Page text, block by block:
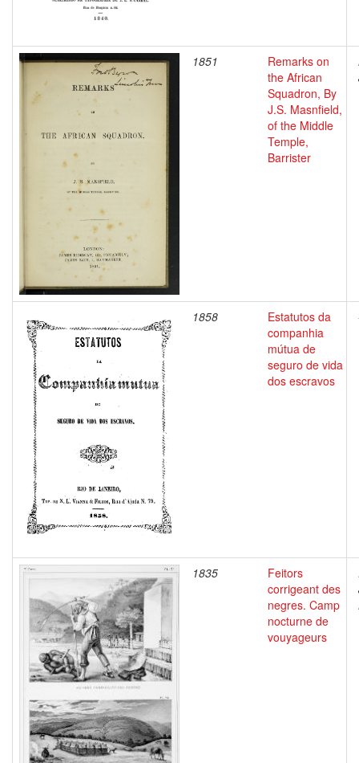
1851
Remarks on
the African
Squadron, By
J.S. Masnfield,
of the Middle
Temple,
Barrister
1858
Estatutos da
companhia
mútua de
seguro de vida
dos escravos
1835
Feitors
corrigeant des
negres. Camp
nocturne de
vouyageurs